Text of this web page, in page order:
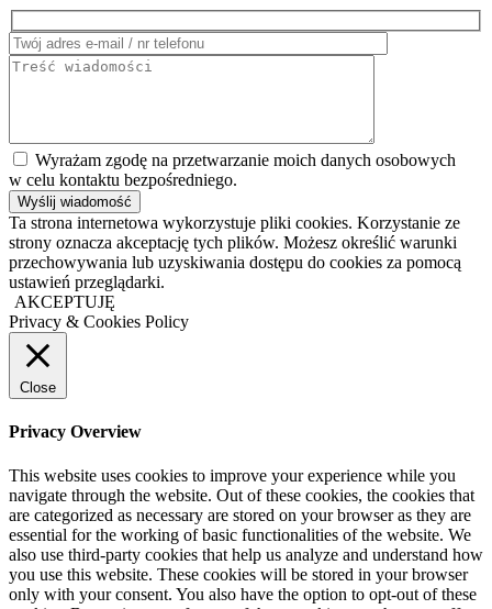
Wyrażam zgodę na przetwarzanie moich danych osobowych
w celu kontaktu bezpośredniego.
Ta strona internetowa wykorzystuje pliki cookies. Korzystanie ze
strony oznacza akceptację tych plików. Możesz określić warunki
przechowywania lub uzyskiwania dostępu do cookies za pomocą
ustawień przeglądarki.
AKCEPTUJĘ
Privacy & Cookies Policy
Close
Privacy Overview
This website uses cookies to improve your experience while you
navigate through the website. Out of these cookies, the cookies that
are categorized as necessary are stored on your browser as they are
essential for the working of basic functionalities of the website. We
also use third-party cookies that help us analyze and understand how
you use this website. These cookies will be stored in your browser
only with your consent. You also have the option to opt-out of these